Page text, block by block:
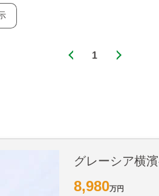
1
グレーシア横
8,980万円